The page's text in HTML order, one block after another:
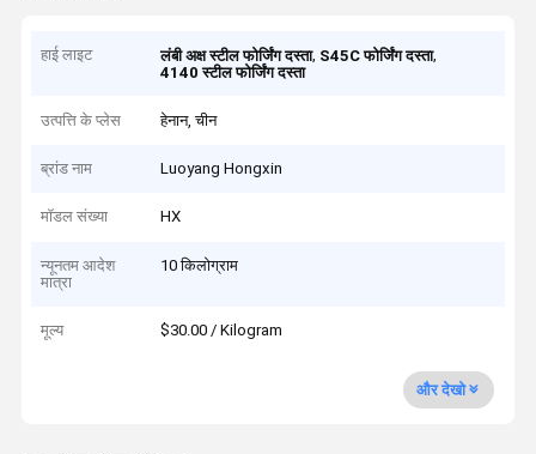
हाई लाइट लंबी अक्ष स्टील फोर्जिंग दस्ता, S45C फोर्जिंग दस्ता,
4140 स्टील फोर्जिंग दस्ता
उत्पत्ति के प्लेस हेनान, चीन
ब्रांड नाम Luoyang Hongxin
मॉडल संख्या HX
न्यूनतम आदेश
मात्रा
10 किलोग्राम
मूल्य $30.00 / Kilogram
और देखो